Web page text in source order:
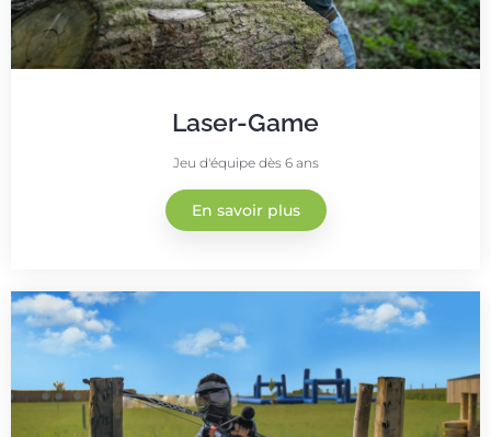
Laser-Game
Jeu d'équipe dès 6 ans
En savoir plus